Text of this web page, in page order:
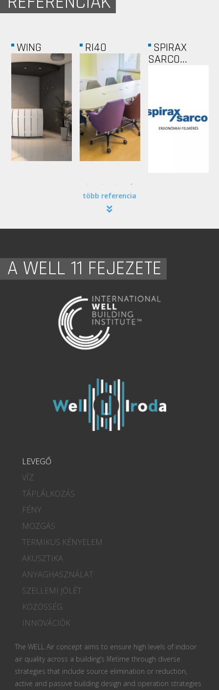
KONDITEREM
ARM
HUNGARY
NATIONAL...
több referencia
A WELL 11 FEJEZETE
LEVEGŐ
VÍZ
TÁPLÁLKOZÁS
FÉNY
MOZGÁS
TERMIKUS KÉNYELEM
AKUSZTIKA
ANYAGHASZNÁLAT
SZELLEMI JÓLÉT
KÖZÖSSÉG
INNOVÁCIÓK
The WELL Air concept aims to ensure high levels of indoor
air quality across a building’s lifetime through diverse
strategies that include source elimination or reduction,
active and passive building design and operation strategies